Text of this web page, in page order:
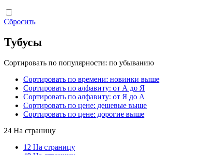
Сбросить
Тубусы
Сортировать по популярности: по убыванию
Сортировать по времени: новинки выше
Сортировать по алфавиту: от А до Я
Сортировать по алфавиту: от Я до А
Сортировать по цене: дешевые выше
Сортировать по цене: дорогие выше
24 На страницу
12 На страницу